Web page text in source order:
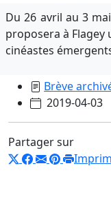
Du 26 avril au 3
proposera à Flagey
cinéastes
Brève
2019-04-03
Partager sur